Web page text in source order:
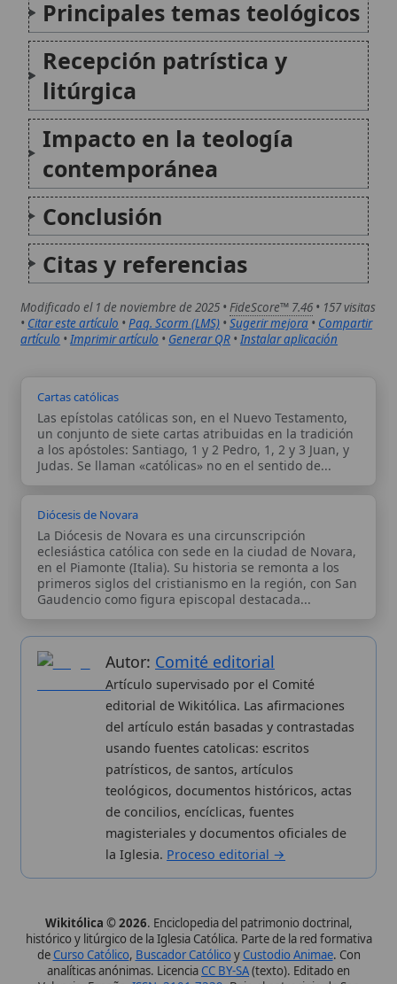
Cartas católicas
Las epístolas católicas son, en el Nuevo Testamento,
un conjunto de siete cartas atribuidas en la tradición
a los apóstoles: Santiago, 1 y 2 Pedro, 1, 2 y 3 Juan, y
Judas. Se llaman «católicas» no en el sentido de...
Diócesis de Novara
La Diócesis de Novara es una circunscripción
eclesiástica católica con sede en la ciudad de Novara,
en el Piamonte (Italia). Su historia se remonta a los
primeros siglos del cristianismo en la región, con San
Gaudencio como figura episcopal destacada...
Autor:Comité editorial
Artículo supervisado por el Comité
editorial de Wikitólica. Las afirmaciones
del artículo están basadas y contrastadas
teológicos, documentos históricos, actas
de concilios, encíclicas, fuentes
magisteriales y documentos oficiales de
la Iglesia.Proceso editorial →
Wikitólica © 2026. Enciclopedia del patrimonio doctrinal,
histórico y litúrgico de la Iglesia Católica. Parte de la red formativa
deCurso Católico,Buscador CatólicoyCustodio Animae. Con
analíticas anónimas. LicenciaCC BY-SA(texto). Editado en
Valencia, España.ISSN: 3101-7339. Bajo el patrocinio de San
Carlo Acutis.
Sobre nosotros
Publicación seriada
Estadísticas
Aviso legal
Política de privacidad
Categorias
Nuevas entradas
Cambios recientes
Aplicaciones
Kit de Prensa
Widgets para tu web
✦ SÍGUENOS EN
Canal de WhatsApp
Únete · publicación regular
Perfil de Instagram
Síguenos · @wikitolica